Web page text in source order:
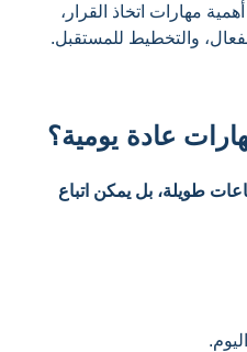
مهارات اتخاذ القرار،
والتخطيط للمستقبل.
عادة يومية؟
طويلة، بل يمكن اتباع